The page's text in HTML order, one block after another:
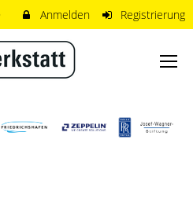
Anmelden Registrierung